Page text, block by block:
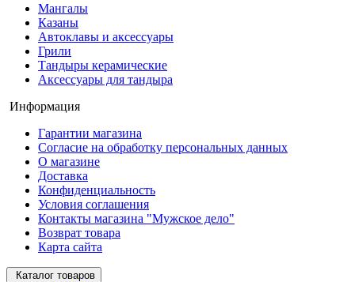
Мангалы
Казаны
Автоклавы и аксессуары
Грили
Тандыры керамические
Аксессуары для тандыра
Информация
Гарантии магазина
Согласие на обработку персональных данных
О магазине
Доставка
Конфиденциальность
Условия соглашения
Контакты магазина "Мужское дело"
Возврат товара
Карта сайта
Каталог товаров